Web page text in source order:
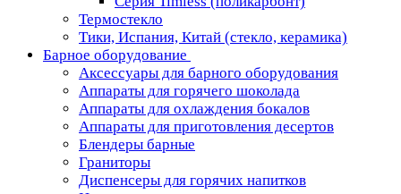
Термостекло
Тики, Испания, Китай (стекло, керамика)
Барное оборудование
Аксессуары для барного оборудования
Аппараты для горячего шоколада
Аппараты для охлаждения бокалов
Аппараты для приготовления десертов
Блендеры барные
Граниторы
Диспенсеры для горячих напитков